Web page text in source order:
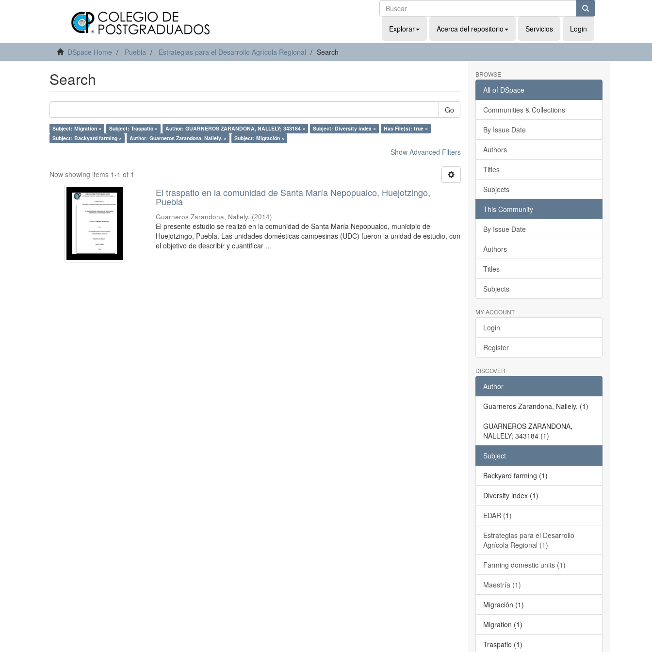
Explorar Acerca del repositorio Servicios Login
DSpace Home Puebla Estrategias para el Desarrollo Agrícola Regional Search
Search
Go
Subject: Migration × Subject: Traspatio × Author: GUARNEROS ZARANDONA, NALLELY; 343184 × Subject: Diversity index ×
Has File(s): true ×
Subject: Backyard farming ×
Author: Guarneros Zarandona, Nallely. × Subject: Migración ×
Show Advanced Filters
Now showing items 1-1 of 1
El traspatio en la comunidad de Santa María Nepopualco, Huejotzingo,
Puebla
Guarneros Zarandona, Nallely. (2014)
El presente estudio se realizó en la comunidad de Santa María Nepopualco, municipio de
Huejotzingo, Puebla. Las unidades domésticas campesinas (UDC) fueron la unidad de estudio, con
el objetivo de describir y cuantificar ...
BROWSE
All of DSpace
Communities & Collections
By Issue Date
Authors
Titles
Subjects
This Community
By Issue Date
Authors
Titles
Subjects
MY ACCOUNT
Login
Register
DISCOVER
Author
Guarneros Zarandona, Nallely. (1)
GUARNEROS ZARANDONA,
NALLELY; 343184 (1)
Subject
Backyard farming (1)
Diversity index (1)
EDAR (1)
Estrategias para el Desarrollo
Agrícola Regional (1)
Farming domestic units (1)
Maestría (1)
Migración (1)
Migration (1)
Traspatio (1)